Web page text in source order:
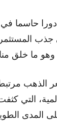
دورا حاسما
وهو ما خلق
الذهب
التي
المدى